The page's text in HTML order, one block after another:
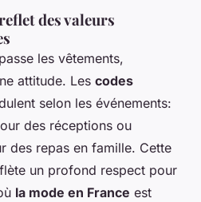
des valeurs
les vêtements,
attitude. Les codes
selon les événements:
des réceptions ou
des repas en famille. Cette
un profond respect pour
la mode en France est